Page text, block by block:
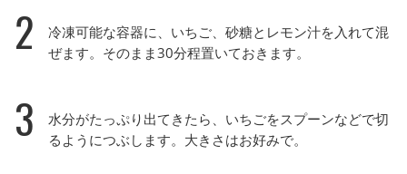
2
冷凍可能な容器に、いちご、砂糖とレモン汁を入れて混
ぜます。そのまま30分程置いておきます。
3
水分がたっぷり出てきたら、いちごをスプーンなどで切
るようにつぶします。大きさはお好みで。